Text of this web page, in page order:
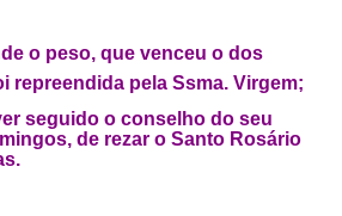
o peso, que venceu o dos
repreendida pela Ssma. Virgem;
seguido o conselho do seu
de rezar o Santo Rosário